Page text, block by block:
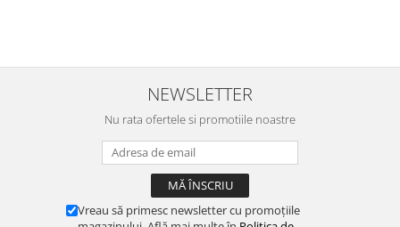
NEWSLETTER
Nu rata ofertele si promotiile noastre
Vreau să primesc newsletter cu promoțiile